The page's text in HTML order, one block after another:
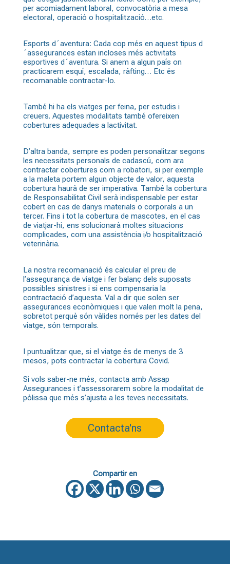
per acomiadament laboral, convocatòria a mesa
electoral, operació o hospitalització…etc.
Esports d´aventura: Cada cop més en aquest tipus d
´assegurances estan incloses més activitats
esportives d´aventura. Si anem a algun país on
practicarem esquí, escalada, ràfting… Etc és
recomanable contractar-lo.
També hi ha els viatges per feina, per estudis i
creuers. Aquestes modalitats també ofereixen
cobertures adequades a lactivitat.
D’altra banda, sempre es poden personalitzar segons
les necessitats personals de cadascú, com ara
contractar cobertures com a robatori, si per exemple
a la maleta portem algun objecte de valor, aquesta
cobertura haurà de ser imperativa. També la cobertura
de Responsabilitat Civil serà indispensable per estar
cobert en cas de danys materials o corporals a un
tercer. Fins i tot la cobertura de mascotes, en el cas
de viatjar-hi, ens solucionarà moltes situacions
complicades, com una assistència i/o hospitalització
veterinària.
La nostra recomanació és calcular el preu de
l’assegurança de viatge i fer balanç dels suposats
possibles sinistres i si ens compensaria la
contractació d’aquesta. Val a dir que solen ser
assegurances econòmiques i que valen molt la pena,
sobretot perquè són vàlides només per les dates del
viatge, són temporals.
I puntualitzar que, si el viatge és de menys de 3
mesos, pots contractar la cobertura Covid.
Si vols saber-ne més, contacta amb Assap
Assegurances i t’assessorarem sobre la modalitat de
pòlissa que més s’ajusta a les teves necessitats.
Contacta'ns
Compartir en